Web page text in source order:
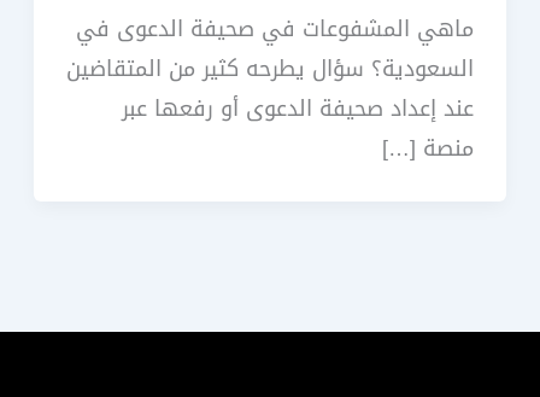
ماهي المشفوعات في صحيفة الدعوى في
السعودية؟ سؤال يطرحه كثير من المتقاضين
عند إعداد صحيفة الدعوى أو رفعها عبر
منصة […]